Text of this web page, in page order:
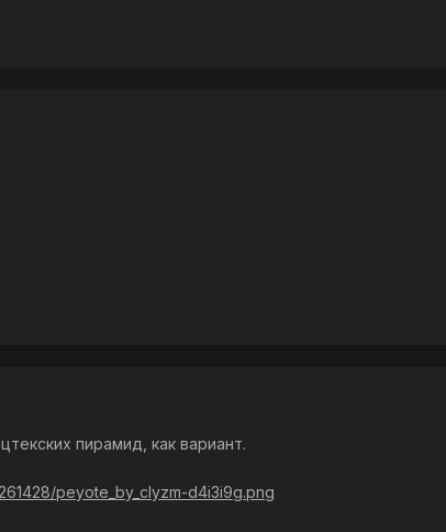
пирамид, как вариант.
peyote_by_clyzm-d4i3i9g.png